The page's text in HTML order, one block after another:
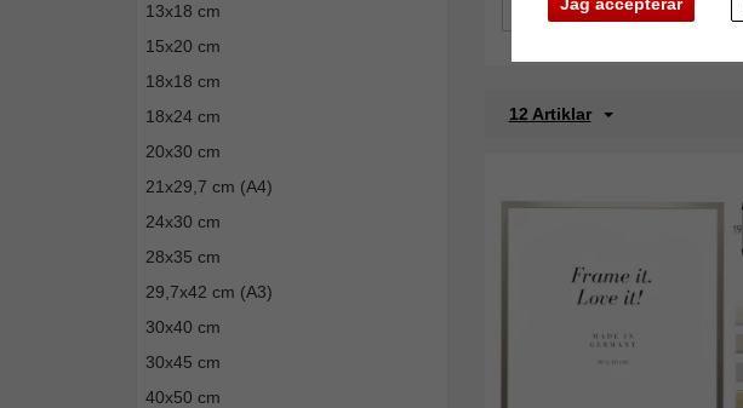
Jag accepterar
13x18 cm
15x20 cm
18x18 cm
18x24 cm
20x30 cm
21x29,7 cm (A4)
24x30 cm
28x35 cm
29,7x42 cm (A3)
30x40 cm
30x45 cm
40x50 cm
Profilbredd
12 Artiklar